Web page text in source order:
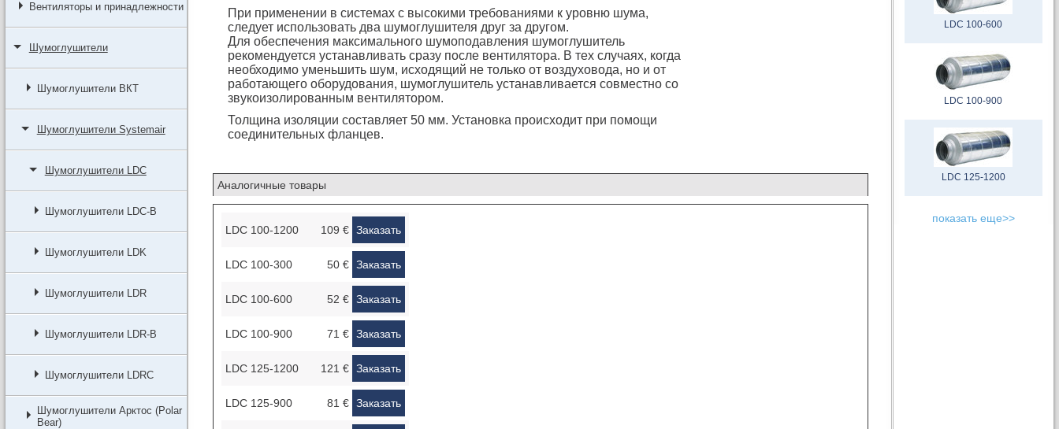
Вентиляторы и принадлежности
Шумоглушители
Шумоглушители ВКТ
Шумоглушители Systemair
Шумоглушители LDC
Шумоглушители LDC-B
Шумоглушители LDK
Шумоглушители LDR
Шумоглушители LDR-B
Шумоглушители LDRC
Шумоглушители Арктос (Polar
Bear)
При применении в системах с высокими требованиями к уровню шума,
следует использовать два шумоглушителя друг за другом.
Для обеспечения максимального шумоподавления шумоглушитель
рекомендуется устанавливать сразу после вентилятора. В тех случаях, когда
необходимо уменьшить шум, исходящий не только от воздуховода, но и от
работающего оборудования, шумоглушитель устанавливается совместно со
звукоизолированным вентилятором.
Толщина изоляции составляет 50 мм. Установка происходит при помощи
соединительных фланцев.
Аналогичные товары
LDC 100-1200 109 € Заказать
LDC 100-300 50 € Заказать
LDC 100-600 52 € Заказать
LDC 100-900 71 € Заказать
LDC 125-1200 121 € Заказать
LDC 125-900 81 € Заказать
LDC 100-600
LDC 100-900
LDC 125-1200
показать еще>>